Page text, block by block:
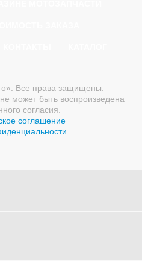
Все права защищены.
может быть воспроизведена
согласия.
соглашение